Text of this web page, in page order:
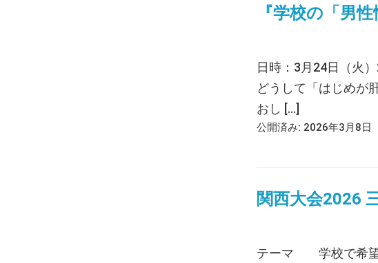
『学校の「男
日時：3月24日（火
どうして「はじめが
おし […]
公開済み: 2026年3月8日
関西大会2026
テーマ 学校で希